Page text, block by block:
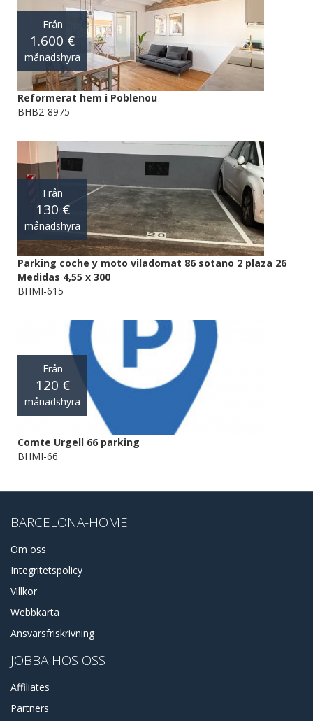
Från
1.600 €
månadshyra
Reformerat hem i Poblenou
BHB2-8975
Från
130 €
månadshyra
Parking coche y moto viladomat 86 sotano 2 plaza 26
Medidas 4,55 x 300
BHMI-615
Från
120 €
månadshyra
Comte Urgell 66 parking
BHMI-66
BARCELONA-HOME
Om oss
Integritetspolicy
Villkor
Webbkarta
Ansvarsfriskrivning
JOBBA HOS OSS
Affiliates
Partners